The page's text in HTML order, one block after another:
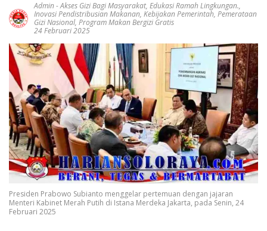
Admin-Akses Gizi Bagi Masyarakat, Edukasi Ramah Lingkungan.,
Inovasi Pendistribusian Makanan, Kebijakan Pemerintah, Pemerataan
Gizi Nasional, Program Makan Bergizi Gratis
24 Februari 2025
Presiden Prabowo Subianto menggelar pertemuan dengan jajaran
Menteri Kabinet Merah Putih di Istana Merdeka Jakarta, pada Senin, 24
Februari 2025